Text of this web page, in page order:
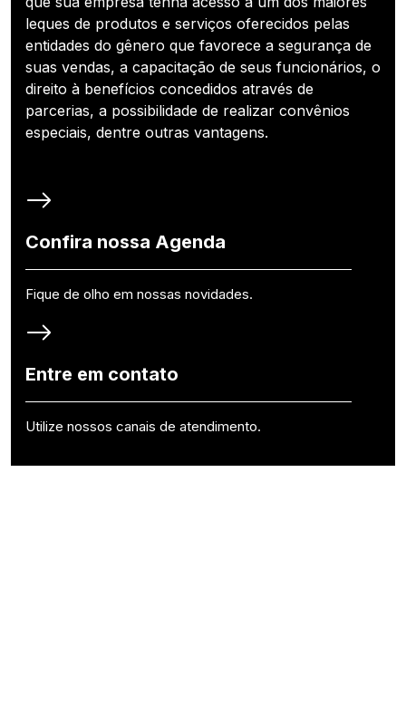
leques de produtos e serviços oferecidos pelas
entidades do gênero que favorece a segurança de
suas vendas, a capacitação de seus funcionários, o
direito à benefícios concedidos através de
parcerias, a possibilidade de realizar convênios
especiais, dentre outras vantagens.
Confira nossa Agenda
Fique de olho em nossas novidades.
Entre em contato
Utilize nossos canais de atendimento.